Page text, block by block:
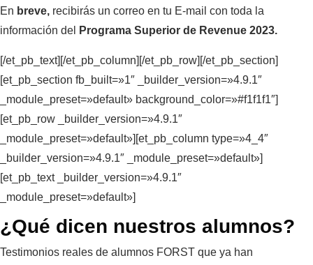
En breve, recibirás un correo en tu E-mail con toda la
información del
Programa Superior de Revenue 2023.
[/et_pb_text][/et_pb_column][/et_pb_row][/et_pb_section]
[et_pb_section fb_built=»1″ _builder_version=»4.9.1″
_module_preset=»default» background_color=»#f1f1f1″]
[et_pb_row _builder_version=»4.9.1″
_module_preset=»default»][et_pb_column type=»4_4″
_builder_version=»4.9.1″ _module_preset=»default»]
[et_pb_text _builder_version=»4.9.1″
_module_preset=»default»]
¿Qué dicen nuestros alumnos?
Testimonios reales de alumnos FORST que ya han